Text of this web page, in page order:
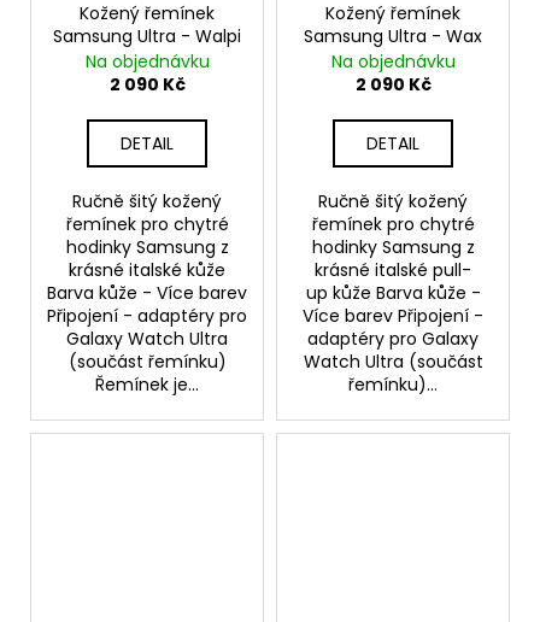
Kožený řemínek
Samsung Ultra - Walpi
Na objednávku
2 090 Kč
DETAIL
Ručně šitý kožený
řemínek pro chytré
hodinky Samsung z
krásné italské kůže
Barva kůže - Více barev
Připojení - adaptéry pro
Galaxy Watch Ultra
(součást řemínku)
Řemínek je...
Kožený řemínek
Samsung Ultra - Wax
Na objednávku
2 090 Kč
DETAIL
Ručně šitý kožený
řemínek pro chytré
hodinky Samsung z
krásné italské pull-
up kůže Barva kůže -
Více barev Připojení -
adaptéry pro Galaxy
Watch Ultra (součást
řemínku)...